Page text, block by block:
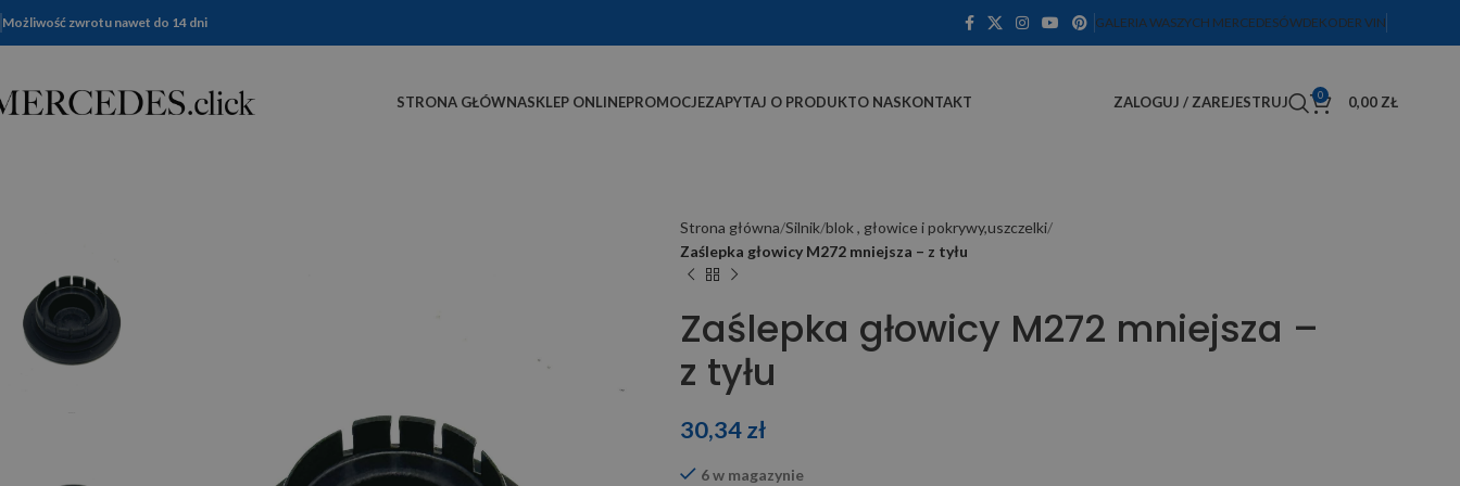
Możliwość zwrotu nawet do 14 dni GALERIA WASZYCH MERCEDESÓWDEKODER VIN
STRONA GŁÓWNASKLEP ONLINEPROMOCJEZAPYTAJ O PRODUKTO NASKONTAKT ZALOGUJ / ZAREJESTRUJ 0 0,00 ZŁ
Strona główna Silnik blok , głowice i pokrywy,uszczelki
Zaślepka głowicy M272 mniejsza – z tyłu
Zaślepka głowicy M272 mniejsza –
z tyłu
30,34zł
6 w magazynie